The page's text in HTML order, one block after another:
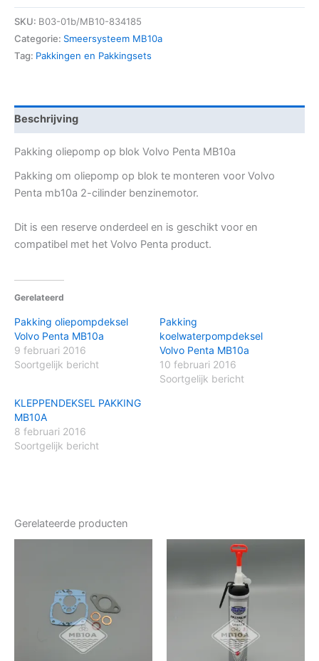
SKU: B03-01b/MB10-834185
Categorie: Smeersysteem MB10a
Tag: Pakkingen en Pakkingsets
Beschrijving
Pakking oliepomp op blok Volvo Penta MB10a
Pakking om oliepomp op blok te monteren voor Volvo
Penta mb10a 2-cilinder benzinemotor.
Dit is een reserve onderdeel en is geschikt voor en
compatibel met het Volvo Penta product.
Gerelateerd
Pakking oliepompdeksel
Volvo Penta MB10a
9 februari 2016
Soortgelijk bericht
Pakking
koelwaterpompdeksel
Volvo Penta MB10a
10 februari 2016
Soortgelijk bericht
KLEPPENDEKSEL PAKKING
MB10A
8 februari 2016
Soortgelijk bericht
Gerelateerde producten